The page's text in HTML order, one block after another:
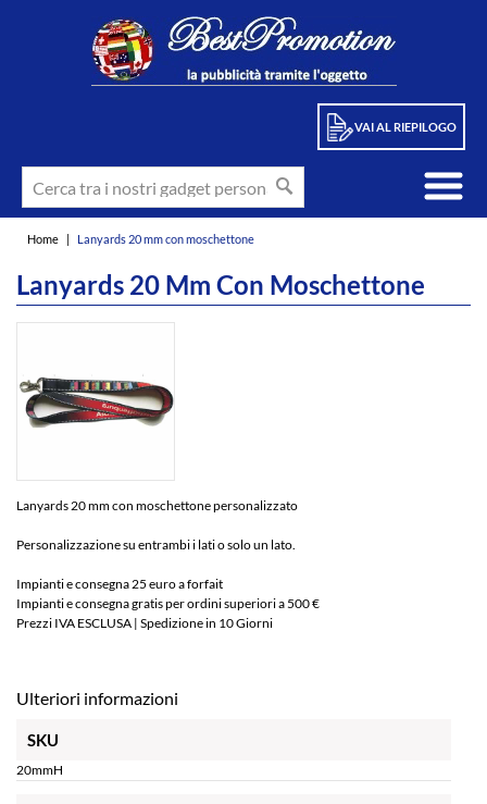
VAI AL RIEPILOGO
Home | Lanyards 20 mm con moschettone
Lanyards 20 Mm Con Moschettone
Lanyards 20 mm con moschettone personalizzato
Personalizzazione su entrambi i lati o solo un lato.
Impianti e consegna 25 euro a forfait
Impianti e consegna gratis per ordini superiori a 500 €
Prezzi IVA ESCLUSA | Spedizione in 10 Giorni
Ulteriori informazioni
SKU
20mmH